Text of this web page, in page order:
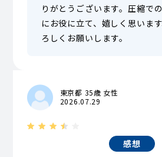
りがとうございます。圧縮で
にお役に立て、嬉しく思いま
ろしくお願いします。
東京都 35歳 女性
2026.07.29
感想